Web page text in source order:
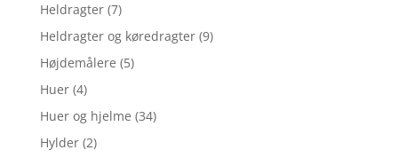
Heldragter (7)
Heldragter og køredragter (9)
Højdemålere (5)
Huer (4)
Huer og hjelme (34)
Hylder (2)